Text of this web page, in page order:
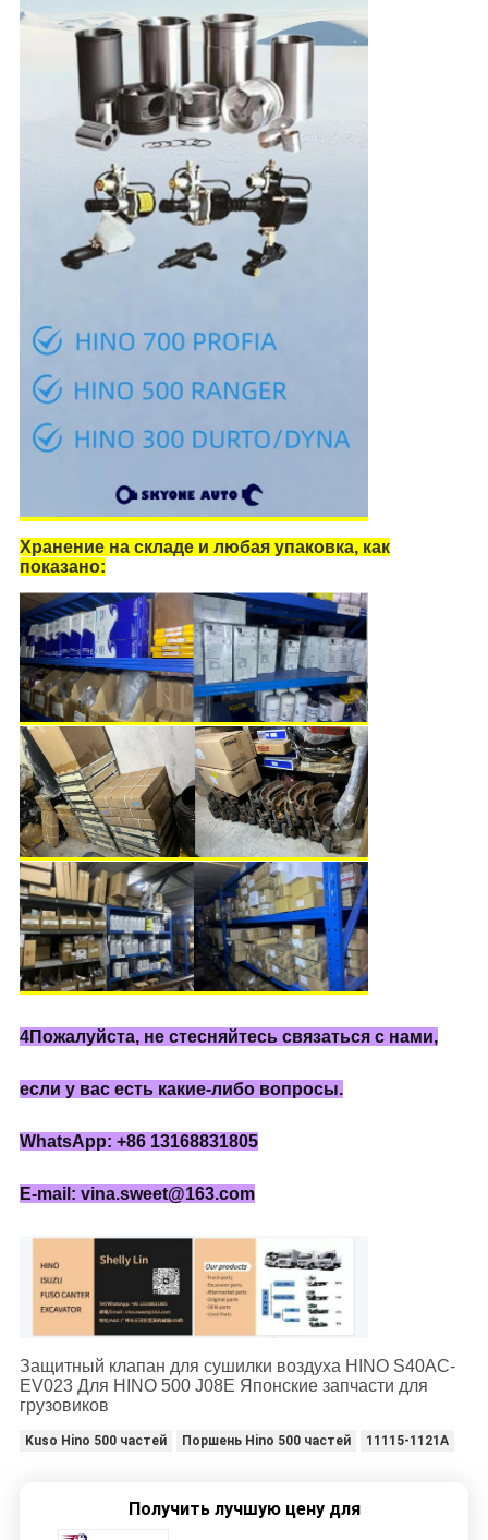
Хранение на складе и любая упаковка, как
показано:
4Пожалуйста, не стесняйтесь связаться с нами,
если у вас есть какие-либо вопросы.
WhatsApp: +86 13168831805
E-mail: vina.sweet@163.com
Защитный клапан для сушилки воздуха HINO S40AC-
EV023 Для HINO 500 J08E Японские запчасти для
грузовиков
Kuso Hino 500 частей Поршень Hino 500 частей 11115-1121A
Получить лучшую цену для